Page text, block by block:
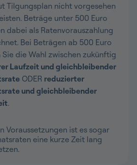
Tilgungsplan nicht vorgesehen
Beträge unter 500 Euro
dabei als Ratenvorauszahlung
Bei Beträgen ab 500 Euro
Sie die Wahl zwischen zukünftig
Laufzeit und gleichbleibender
ODER reduzierter
und gleichbleibender
.
Voraussetzungen ist es sogar
eine kurze Zeit lang